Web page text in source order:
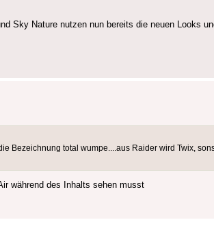
Sky Nature nutzen nun bereits die neuen Looks
Bezeichnung total wumpe....aus Raider wird Twix,
während des Inhalts sehen musst